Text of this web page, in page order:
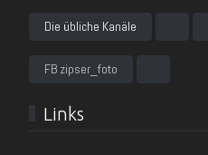
Die übliche Kanäle
FB zipser_foto
Links